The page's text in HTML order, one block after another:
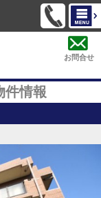
お問合せ
件情報